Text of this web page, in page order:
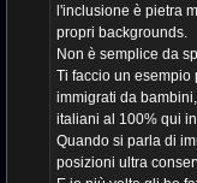
l'inclusione è pietra
propri backgrounds.
Non è semplice da
Ti faccio un esempio
immigrati da
italiani al 100% qui
Quando si parla di
posizioni ultra